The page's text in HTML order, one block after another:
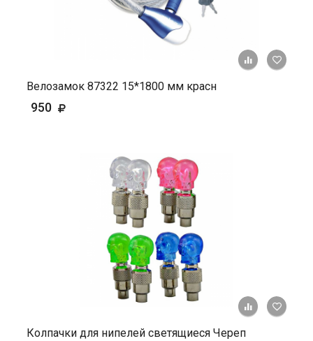
+ К
Велозамок 87322 15*1800 мм красн
950
+ К
Колпачки для нипелей светящиеся Череп